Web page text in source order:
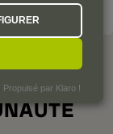
Propulsé par Klaro !